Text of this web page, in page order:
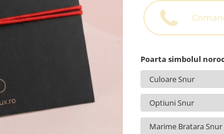
Poarta simbolul